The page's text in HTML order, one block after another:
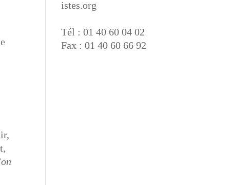
istes.org
Tél : 01 40 60 04 02
Fax : 01 40 60 66 92